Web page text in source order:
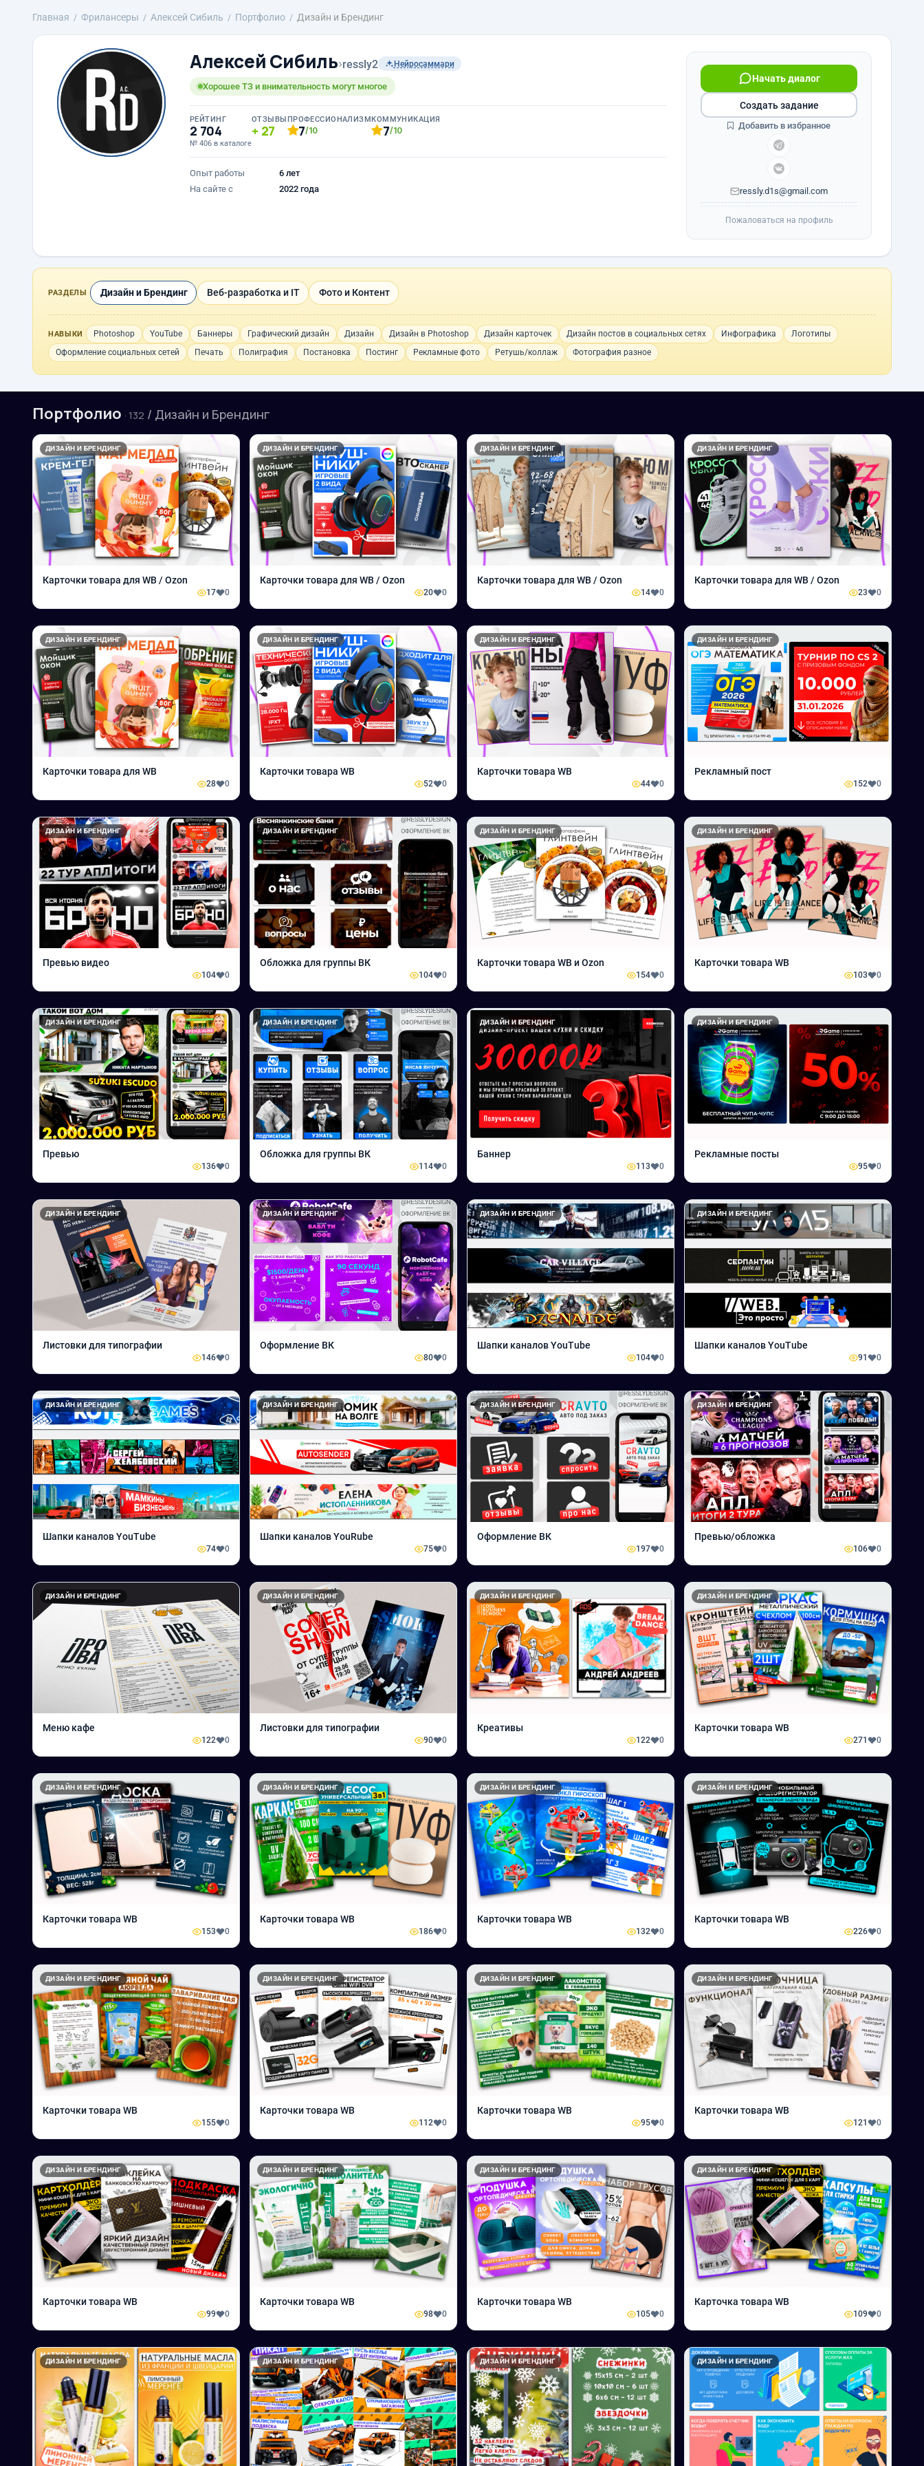
Главная Фрилансеры Алексей Сибиль Портфолио Дизайн и Брендинг
Алексей Сибиль›ressly2 Нейросаммари
Хорошее ТЗ и внимательность могут многое
РЕЙТИНГ
2 704
№ 406 в каталоге
ОТЗЫВЫ
27
ПРОФЕССИОНАЛИЗМ
7/10
КОММУНИКАЦИЯ
7/10
Опыт работы
6 лет
На сайте с
2022 года
Начать диалог
ressly.d1s@gmail.com
Создать задание
Добавить в избранное
Пожаловаться на профиль
РАЗДЕЛЫ Дизайн и Брендинг Веб-разработка и IT Фото и Контент
НАВЫКИ Photoshop YouTube Баннеры Графический дизайн Дизайн Дизайн в Photoshop Дизайн карточек Дизайн постов в социальных сетях Инфографика
Логотипы
Оформление социальных сетей
Печать Полиграфия Постановка Постинг Рекламные фото Ретушь/коллаж Фотография разное
Портфолио · 132 / Дизайн и Брендинг
ДИЗАЙН И БРЕНДИНГ
Карточки товара для WB / Ozon
17 0
ДИЗАЙН И БРЕНДИНГ
Карточки товара для WB / Ozon
20 0
ДИЗАЙН И БРЕНДИНГ
Карточки товара для WB / Ozon
14 0
ДИЗАЙН И БРЕНДИНГ
Карточки товара для WB / Ozon
23 0
ДИЗАЙН И БРЕНДИНГ
Карточки товара для WB
28 0
ДИЗАЙН И БРЕНДИНГ
Карточки товара WB
52 0
ДИЗАЙН И БРЕНДИНГ
Карточки товара WB
44 0
ДИЗАЙН И БРЕНДИНГ
Рекламный пост
152 0
ДИЗАЙН И БРЕНДИНГ
Превью видео
104 0
ДИЗАЙН И БРЕНДИНГ
Обложка для группы ВК
104 0
ДИЗАЙН И БРЕНДИНГ
Карточки товара WB и Ozon
154 0
ДИЗАЙН И БРЕНДИНГ
Карточки товара WB
103 0
ДИЗАЙН И БРЕНДИНГ
Превью
136 0
ДИЗАЙН И БРЕНДИНГ
Обложка для группы ВК
114 0
ДИЗАЙН И БРЕНДИНГ
Баннер
113 0
ДИЗАЙН И БРЕНДИНГ
Рекламные посты
95 0
ДИЗАЙН И БРЕНДИНГ
Листовки для типографии
146 0
ДИЗАЙН И БРЕНДИНГ
Оформление ВК
80 0
ДИЗАЙН И БРЕНДИНГ
Шапки каналов YouTube
104 0
ДИЗАЙН И БРЕНДИНГ
Шапки каналов YouTube
91 0
ДИЗАЙН И БРЕНДИНГ
Шапки каналов YouTube
74 0
ДИЗАЙН И БРЕНДИНГ
Шапки каналов YouRube
75 0
ДИЗАЙН И БРЕНДИНГ
Оформление ВК
197 0
ДИЗАЙН И БРЕНДИНГ
Превью/обложка
106 0
ДИЗАЙН И БРЕНДИНГ
Меню кафе
122 0
ДИЗАЙН И БРЕНДИНГ
Листовки для типографии
90 0
ДИЗАЙН И БРЕНДИНГ
Креативы
122 0
ДИЗАЙН И БРЕНДИНГ
Карточки товара WB
271 0
ДИЗАЙН И БРЕНДИНГ
Карточки товара WB
153 0
ДИЗАЙН И БРЕНДИНГ
Карточки товара WB
186 0
ДИЗАЙН И БРЕНДИНГ
Карточки товара WB
132 0
ДИЗАЙН И БРЕНДИНГ
Карточки товара WB
226 0
ДИЗАЙН И БРЕНДИНГ
Карточки товара WB
155 0
ДИЗАЙН И БРЕНДИНГ
Карточки товара WB
112 0
ДИЗАЙН И БРЕНДИНГ
Карточки товара WB
95 0
ДИЗАЙН И БРЕНДИНГ
Карточки товара WB
121 0
ДИЗАЙН И БРЕНДИНГ
Карточки товара WB
99 0
ДИЗАЙН И БРЕНДИНГ
Карточки товара WB
98 0
ДИЗАЙН И БРЕНДИНГ
Карточки товара WB
105 0
ДИЗАЙН И БРЕНДИНГ
Карточка товара WB
109 0
ДИЗАЙН И БРЕНДИНГ ДИЗАЙН И БРЕНДИНГ ДИЗАЙН И БРЕНДИНГ ДИЗАЙН И БРЕНДИНГ